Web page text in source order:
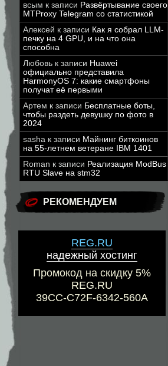
всым к записи Развёртывание своего
MTProxy Telegram со статистикой
Алексей к записи Как я собрал LLM-
печку на 4 GPU, и на что она
способна
Любовь к записи Huawei
официально представила
HarmonyOS 7: какие смартфоны
получат её первыми
Артем к записи Бесплатные боты,
чтобы раздеть девушку по фото в
2024
sasha к записи Майнинг биткоинов
на 55-летнем ветеране IBM 1401
Roman к записи Реализация ModBus
RTU Slave на stm32
РЕКОМЕНДУЕМ
REG.RU
надежный хостинг
Промокод на скидку 5%
REG.RU
39CC-C72F-6342-560A